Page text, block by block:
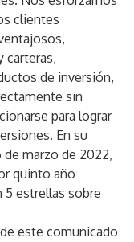
clientes
carteras,
de inversión,
sin
para lograr
En su
marzo de 2022,
quinto año
estrellas sobre
este comunicado